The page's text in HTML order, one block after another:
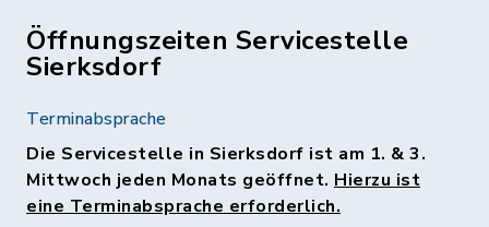
Öffnungszeiten Servicestelle
Sierksdorf
Terminabsprache
Die Servicestelle in Sierksdorf ist am 1. & 3.
Mittwoch jeden Monats geöffnet. Hierzu ist
eine Terminabsprache erforderlich.